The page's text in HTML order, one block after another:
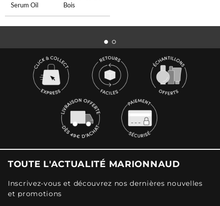
Serum Oil
Bois
TOUTE L'ACTUALITÉ MARIONNAUD
Inscrivez-vous et découvrez nos dernières nouvelles
et promotions